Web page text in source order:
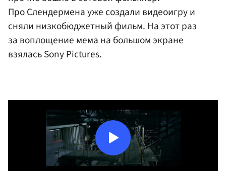
Про Слендермена уже создали видеоигру и
сняли низкобюджетный фильм. На этот раз
за воплощение мема на большом экране
взялась Sony Pictures.